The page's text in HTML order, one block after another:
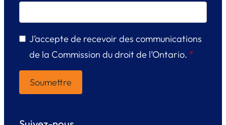
J’accepte de recevoir des communications
de la Commission du droit de l’Ontario. *